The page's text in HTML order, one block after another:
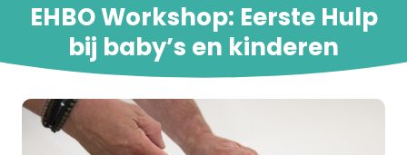
EHBO Workshop: Eerste Hulp
bij baby’s en kinderen